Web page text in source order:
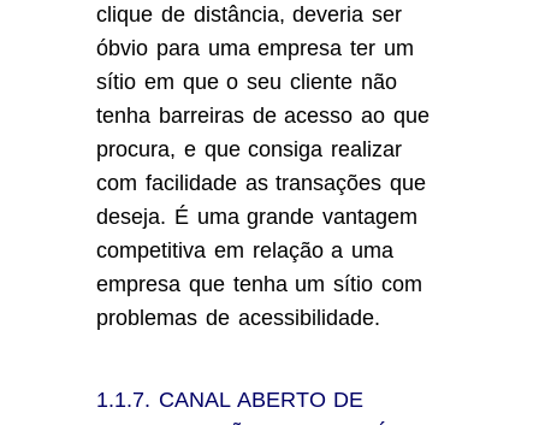
clique de distância, deveria ser
óbvio para uma empresa ter um
sítio em que o seu cliente não
tenha barreiras de acesso ao que
procura, e que consiga realizar
com facilidade as transações que
deseja. É uma grande vantagem
competitiva em relação a uma
empresa que tenha um sítio com
problemas de acessibilidade.
1.1.7. CANAL ABERTO DE